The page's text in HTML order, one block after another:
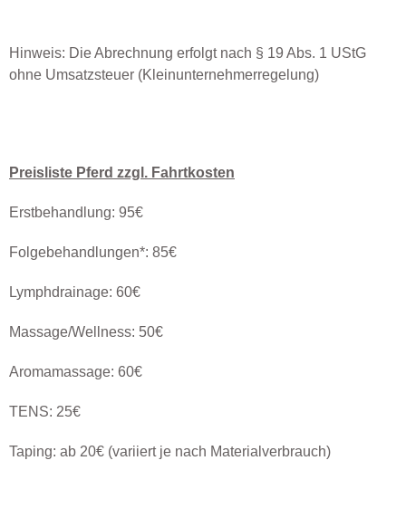
Hinweis: Die Abrechnung erfolgt nach § 19 Abs. 1 UStG
ohne Umsatzsteuer (Kleinunternehmerregelung)
Preisliste Pferd zzgl. Fahrtkosten
Erstbehandlung: 95€
Folgebehandlungen*: 85€
Lymphdrainage: 60€
Massage/Wellness: 50€
Aromamassage: 60€
TENS: 25€
Taping: ab 20€ (variiert je nach Materialverbrauch)